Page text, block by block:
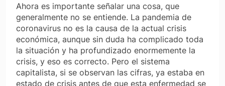
Ahora es importante señalar una cosa, que
generalmente no se entiende. La pandemia de
coronavirus no es la causa de la actual crisis
económica, aunque sin duda ha complicado toda
la situación y ha profundizado enormemente la
crisis, y eso es correcto. Pero el sistema
capitalista, si se observan las cifras, ya estaba en
estado de crisis antes de que esta enfermedad se